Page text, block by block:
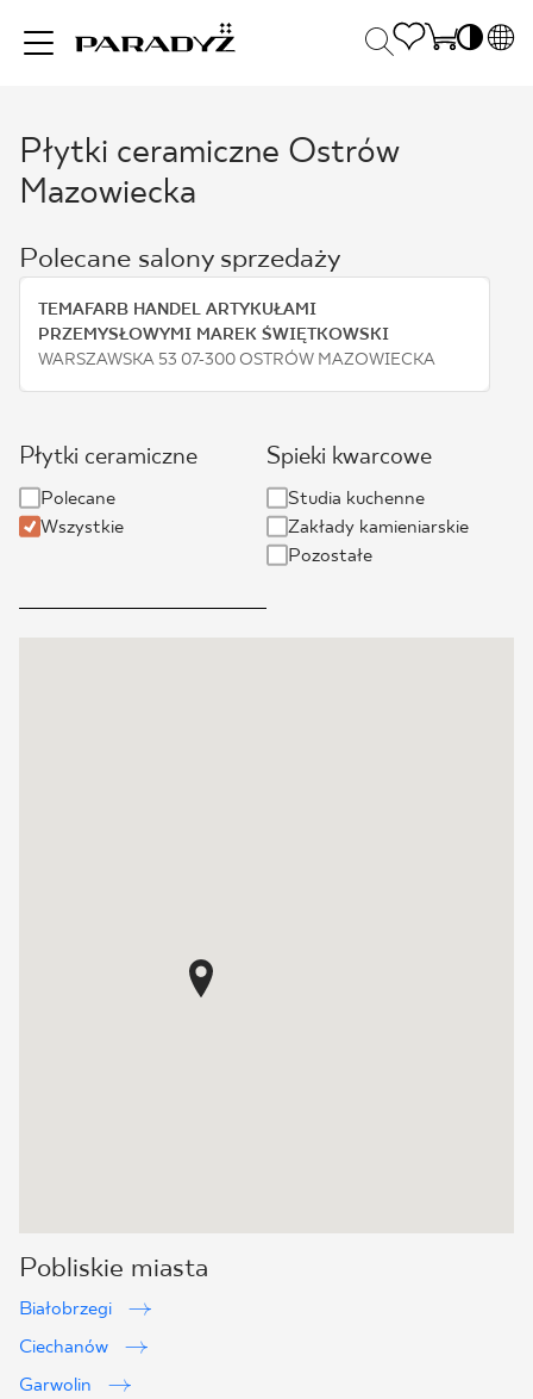
INSPIRACJE
PRODUKTY
KOLEKCJE
DLA BIZNESU
Płytki ceramiczne Ostrów
Mazowiecka
Polecane salony sprzedaży
TEMAFARB HANDEL ARTYKUŁAMI
PRZEMYSŁOWYMI MAREK ŚWIĘTKOWSKI
WARSZAWSKA 53 07-300 OSTRÓW MAZOWIECKA
Płytki ceramiczne
Polecane
Wszystkie
Spieki kwarcowe
Studia kuchenne
Zakłady kamieniarskie
Pozostałe
Pobliskie miasta
Białobrzegi
Ciechanów
Garwolin